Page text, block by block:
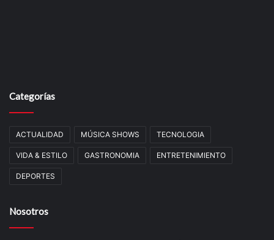
Categorías
ACTUALIDAD MÚSICA SHOWS TECNOLOGIA
VIDA & ESTILO GASTRONOMIA ENTRETENIMIENTO
DEPORTES
Nosotros